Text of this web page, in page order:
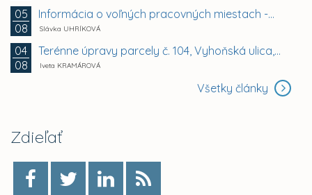
05
08
Informácia o voľných pracovných miestach -...
Slávka UHRÍKOVÁ
04
08
Terénne úpravy parcely č. 104, Vyhoňská ulica,...
Iveta KRAMÁROVÁ
Všetky články
Zdieľať